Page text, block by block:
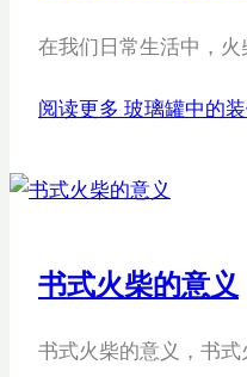
在我们日常生活中，
阅读更多 玻璃罐中的
书式火柴的意义
书式火柴的意义，书